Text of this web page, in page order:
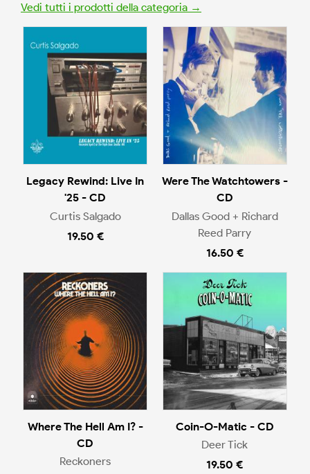
Vedi tutti i prodotti della categoria →
Legacy Rewind: Live In
'25 - CD
Curtis Salgado
19.50 €
Were The Watchtowers -
CD
Dallas Good + Richard
Reed Parry
16.50 €
Where The Hell Am I? -
CD
Reckoners
Coin-O-Matic - CD
Deer Tick
19.50 €